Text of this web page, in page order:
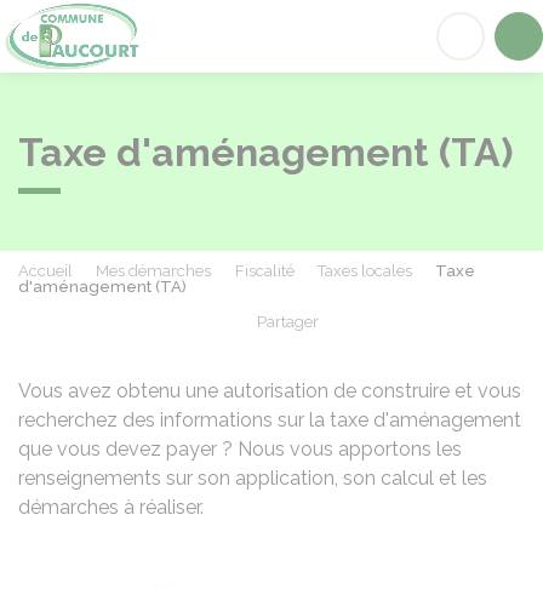
Taxe d'aménagement (TA)
Accueil Mes démarches Fiscalité Taxes locales
Taxe
d'aménagement (TA)
Partager
Vous avez obtenu une autorisation de construire et vous
recherchez des informations sur la taxe d'aménagement
que vous devez payer ? Nous vous apportons les
renseignements sur son application, son calcul et les
démarches à réaliser.